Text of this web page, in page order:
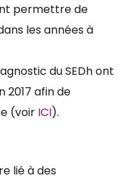
permettre de
les années à
du SEDh ont
2017 afin de
(voir ICI).
lié à des